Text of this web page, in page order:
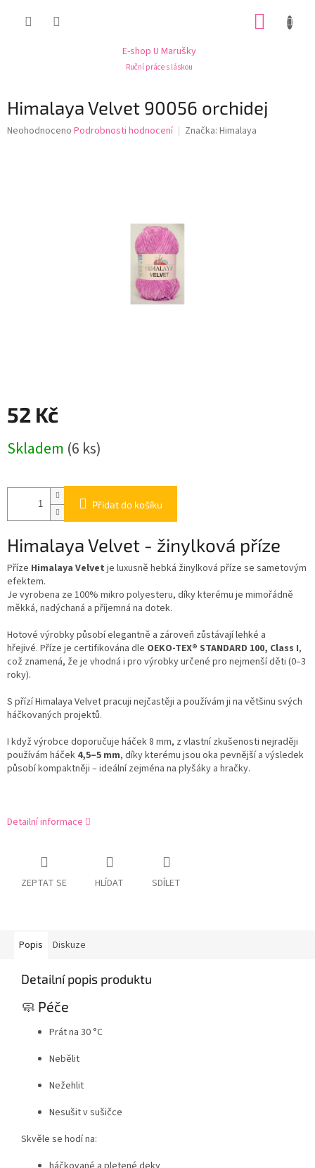
E-shop U Marušky
Ruční práce s láskou
Himalaya Velvet 90056 orchidej
Průměrné
Neohodnoceno Podrobnosti hodnocení Značka: Himalaya
52 Kč
cena:
Skladem (6 ks)
Přidat do košíku
Himalaya Velvet - žinylková příze
Příze Himalaya Velvet je luxusně hebká žinylková příze se sametovým
efektem.
Je vyrobena ze 100% mikro polyesteru, díky kterému je mimořádně
měkká, nadýchaná a příjemná na dotek.
Hotové výrobky působí elegantně a zároveň zůstávají lehké a
hřejivé. Příze je certifikována dle OEKO-TEX® STANDARD 100, Class I,
což znamená, že je vhodná i pro výrobky určené pro nejmenší děti (0–3
roky).
S přízí Himalaya Velvet pracuji nejčastěji a používám ji na většinu svých
háčkovaných projektů.
I když výrobce doporučuje háček 8 mm, z vlastní zkušenosti nejraději
používám háček 4,5–5 mm, díky kterému jsou oka pevnější a výsledek
působí kompaktněji – ideální zejména na plyšáky a hračky.
Detailní informace
ZEPTAT SE HLÍDAT SDÍLET
Popis Diskuze
Detailní popis produktu
🧼 Péče
Prát na 30 °C
Nebělit
Nežehlit
Nesušit v sušičce
Skvěle se hodí na: